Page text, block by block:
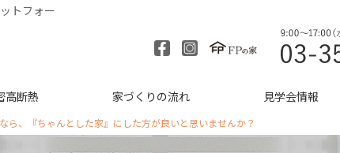
トフォー
高断熱 家づくりの流れ 見学会情報
ら、『ちゃんとした家』にした方が良いと思いませんか？